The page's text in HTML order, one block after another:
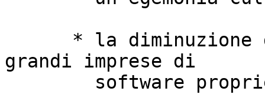
grandi imprese di